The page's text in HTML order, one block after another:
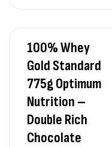
100% Whey
Gold Standard
775g Optimum
Nutrition –
Double Rich
Chocolate